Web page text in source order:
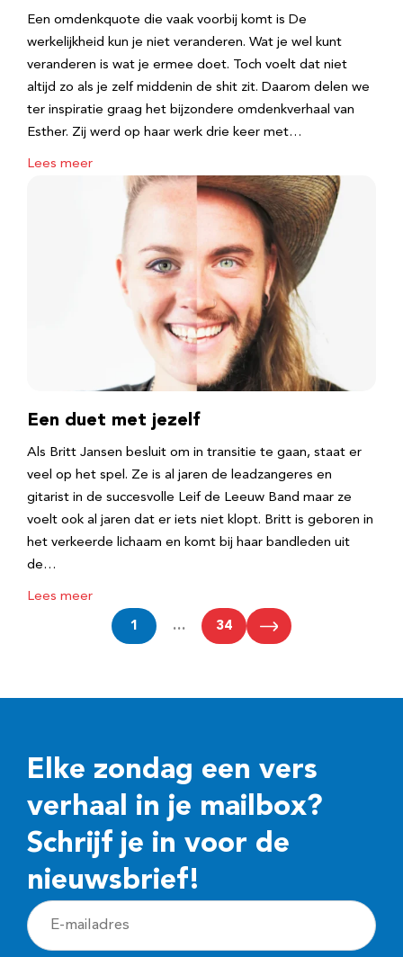
Een omdenkquote die vaak voorbij komt is De
werkelijkheid kun je niet veranderen. Wat je wel kunt
veranderen is wat je ermee doet. Toch voelt dat niet
altijd zo als je zelf middenin de shit zit. Daarom delen we
ter inspiratie graag het bijzondere omdenkverhaal van
Esther. Zij werd op haar werk drie keer met…
Lees meer
Een duet met jezelf
Als Britt Jansen besluit om in transitie te gaan, staat er
veel op het spel. Ze is al jaren de leadzangeres en
gitarist in de succesvolle Leif de Leeuw Band maar ze
voelt ook al jaren dat er iets niet klopt. Britt is geboren in
het verkeerde lichaam en komt bij haar bandleden uit
de…
Lees meer
1 … 34
Elke zondag een vers
verhaal in je mailbox?
Schrijf je in voor de
nieuwsbrief!
E
-